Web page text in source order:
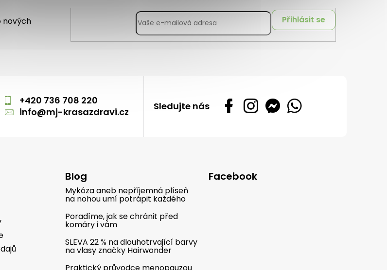
nových
Přihlásit se
+420 736 708 220
info@mj-krasazdravi.cz Sledujte nás
Blog
Mykóza aneb nepříjemná plíseň
na nohou umí potrápit každého
Poradíme, jak se chránit před
komáry i vám
SLEVA 22 % na dlouhotrvající barvy
na vlasy značky Hairwonder
Praktický průvodce menopauzou
Facebook